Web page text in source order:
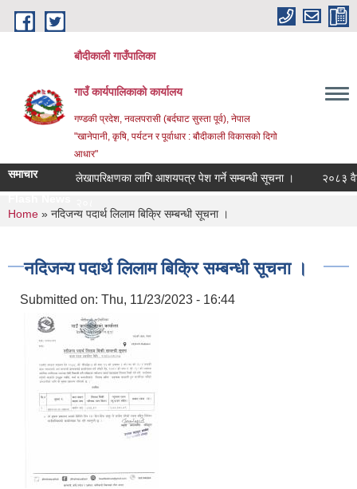
Skip to main content
बौदीकाली गाउँपालिका
गाउँ कार्यपालिकाको कार्यालय
गण्डकी प्रदेश, नवलपरासी (बर्दघाट सुस्ता पूर्व), नेपाल
"खानेपानी, कृषि, पर्यटन र पूर्वाधार : बौदीकाली विकासको दिगो
आधार"
समाचार लेखापरिक्षणका लागि आशयपत्र पेश गर्ने सम्बन्धी सूचना ।
२०८३
You are here
Home » नदिजन्य पदार्थ लिलाम बिक्रि सम्बन्धी सूचना ।
नदिजन्य पदार्थ लिलाम बिक्रि सम्बन्धी सूचना ।
Submitted on: Thu, 11/23/2023 - 16:44